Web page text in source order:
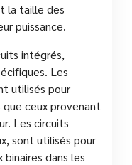
la taille des
puissance.
intégrés,
Les
utilisés pour
ceux provenant
Les circuits
sont utilisés pour
dans les